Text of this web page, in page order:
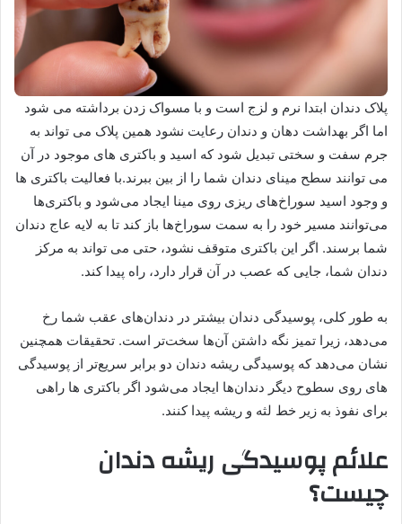
پلاک دندان ابتدا نرم و لزج است و با مسواک زدن برداشته می شود
اما اگر بهداشت دهان و دندان رعایت نشود همین پلاک می تواند به
جرم سفت و سختی تبدیل شود که اسید و باکتری های موجود در آن
می توانند سطح مینای دندان شما را از بین ببرند.با فعالیت باکتری ها
و وجود اسید سوراخ‌های ریزی روی مینا ایجاد می‌شود و باکتری‌ها
می‌توانند مسیر خود را به سمت سوراخ‌ها باز کند تا به لایه عاج دندان
شما برسند. اگر این باکتری متوقف نشود، حتی می تواند به مرکز
دندان شما، جایی که عصب در آن قرار دارد، راه پیدا کند.
به طور کلی، پوسیدگی دندان بیشتر در دندان‌های عقب شما رخ
می‌دهد، زیرا تمیز نگه داشتن آن‌ها سخت‌تر است. تحقیقات همچنین
نشان می‌دهد که پوسیدگی ریشه دندان دو برابر سریع‌تر از پوسیدگی
های روی سطوح دیگر دندان‌ها ایجاد می‌شود اگر باکتری ها راهی
برای نفوذ به زیر خط لثه و ریشه پیدا کنند.
علائم پوسیدگی ریشه دندان
چیست؟